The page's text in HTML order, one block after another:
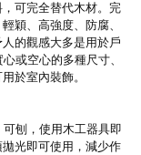
可完全替代木材。完
穎、高強度、防腐、
的觀感大多是用於戶
或空心的多種尺寸、
於室內裝飾。
刨，使用木工器具即
光即可使用，減少作